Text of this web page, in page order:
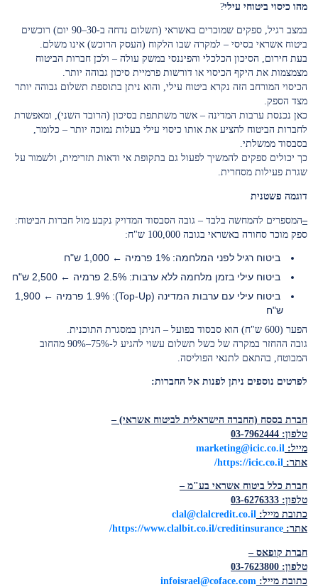
מהו כיסוי ביטוחי עילי?
במצב רגיל, ספקים שמוכרים באשראי (תשלום נדחה ב-30–90 יום) רוכשים
ביטוח אשראי בסיסי – למקרה שבו הלקוח (העסק הרוכש) אינו משלם.
בעת חירום, הסיכון הכלכלי והפיננסי במשק עולה – ולכן חברות הביטוח
מצמצמות את היקף הכיסוי או דורשות פרמיית סיכון גבוהה יותר.
הכיסוי המורחב הזה נקרא ביטוח עילי, והוא ניתן בתוספת תשלום גבוהה יותר
מצד הספק.
כאן נכנסת ערבות המדינה – אשר משתתפת בסיכון (הרובד השני), ומאפשרת
לחברות הביטוח להציע את אותו כיסוי עילי בעלות נמוכה יותר – כלומר,
בסבסוד ממשלתי.
כך יכולים ספקים להמשיך לפעול גם בתקופת אי ודאות תזרימית, ולשמור על
שגרת פעילות מסחרית.
דוגמה פשטנית
–המספרים להמחשה בלבד – גובה הסבסוד המדויק נקבע מול חברות הביטוח:
ספק מוכר סחורה באשראי בגובה 100,000 ש"ח:
ביטוח רגיל לפני המלחמה: 1% פרמיה ← 1,000 ש"ח
ביטוח עילי בזמן מלחמה ללא ערבות: 2.5% פרמיה ← 2,500 ש"ח
ביטוח עילי עם ערבות המדינה (Top-Up): 1.9% פרמיה ← 1,900
ש"ח
הפער (600 ש"ח) הוא סבסוד בפועל – הניתן במסגרת התוכנית.
גובה ההחזר במקרה של כשל תשלום עשוי להגיע ל-75%–90% מהחוב
המבוטח, בהתאם לתנאי הפוליסה.
לפרטים נוספים ניתן לפנות אל החברות:
חברת בססח (החברה הישראלית לביטוח אשראי) –
טלפון: 03-7962444
מייל:
marketing@icic.co.il
אתר:
https://icic.co.il/
חברת כלל ביטוח אשראי בע"מ –
טלפון: 03-6276333
כתובת מייל:
clal@clalcredit.co.il
אתר:
https://www.clalbit.co.il/creditinsurance/
חברת קופאס –
טלפון: 03-7623800
כתובת מייל:
infoisrael@coface.com